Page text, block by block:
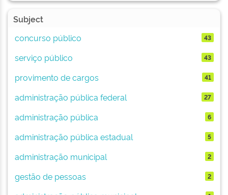
Subject
concurso público
43
serviço público 43
provimento de cargos 41
administração pública federal 27
administração pública 6
administração pública estadual 5
administração municipal 2
gestão de pessoas 2